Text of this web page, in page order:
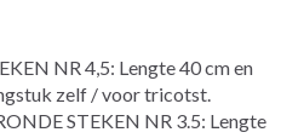
NR 4,5: Lengte 40 cm en
zelf / voor tricotst.
STEKEN NR 3.5: Lengte